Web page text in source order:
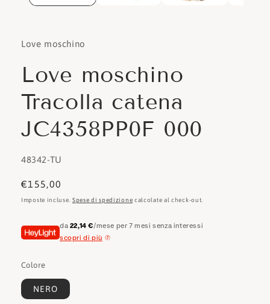
Love moschino
Love moschino
Tracolla catena
JC4358PP0F 000
SKU:
48342-TU
Prezzo
di
€155,00
Imposte incluse. Spese di spedizione calcolate al check-out.
da 22,14 €/mese per 7 mesi senza interessi
scopri di più
Colore
NERO